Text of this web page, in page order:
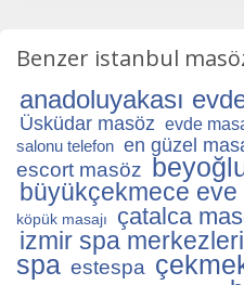
Benzer istanbul
anadoluyakası
Üsküdar masöz evde
salonu telefon en güzel
escort masöz
büyükçekmece
köpük masajı
çatalca
izmir spa merkezleri
spa estespa